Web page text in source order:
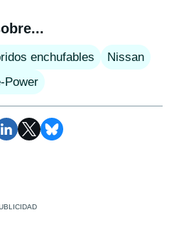
enchufables
Nissan
Power